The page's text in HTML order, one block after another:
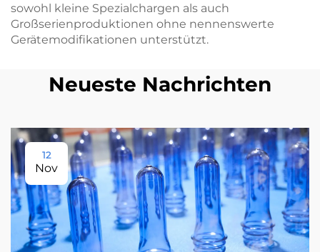
sowohl kleine Spezialchargen als auch
Großserienproduktionen ohne nennenswerte
Gerätemodifikationen unterstützt.
Neueste Nachrichten
12
Nov